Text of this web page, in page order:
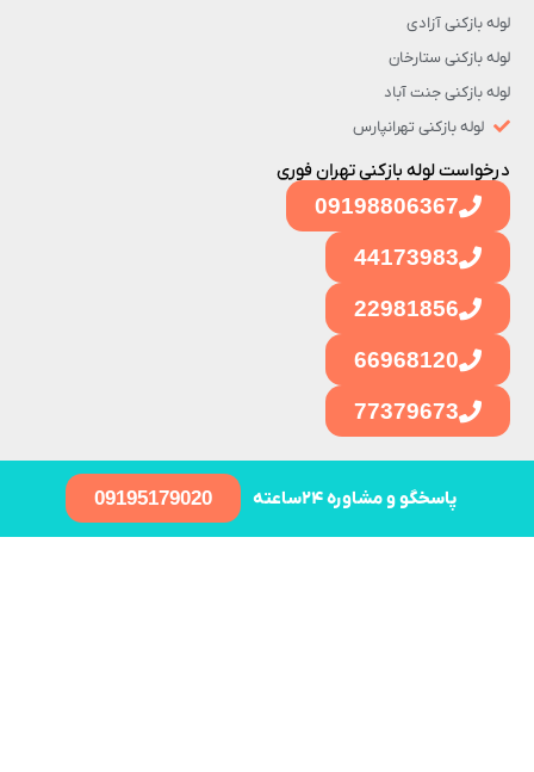
لوله بازکنی آزادی
لوله بازکنی ستارخان
لوله بازکنی جنت آباد
لوله بازکنی تهرانپارس
درخواست لوله بازکنی تهران فوری
09198806367
44173983
22981856
66968120
77379673
پاسخگو و مشاوره ۲۴ساعته 09195179020